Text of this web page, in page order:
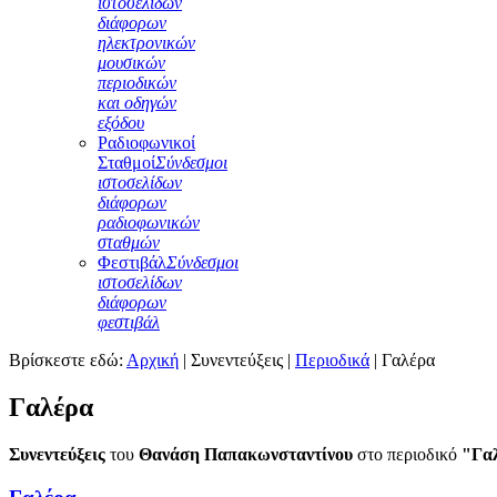
διάφορων
ηλεκτρονικών
μουσικών
περιοδικών
και οδηγών
εξόδου
Ραδιοφωνικοί
ΣταθμοίΣύνδεσμοι
ιστοσελίδων
διάφορων
ραδιοφωνικών
σταθμών
ΦεστιβάλΣύνδεσμοι
ιστοσελίδων
διάφορων
φεστιβάλ
Βρίσκεστε εδώ: Αρχική | Συνεντεύξεις | Περιοδικά | Γαλέρα
Γαλέρα
Συνεντεύξεις του Θανάση Παπακωνσταντίνου στο περιοδικό